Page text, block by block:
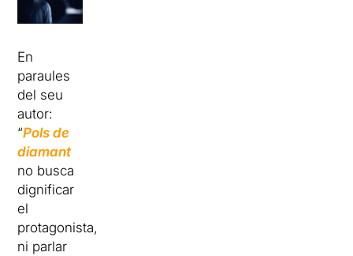
En
paraules
del seu
autor:
“Pols de
diamant
no busca
dignificar
el
protagonista,
ni parlar